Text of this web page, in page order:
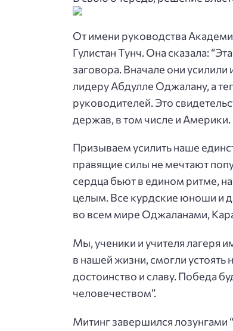
От имени руководства
Гулистан Тунч. Она сказала:
заговора. Вначале они
лидеру Абдулле Оджалану, а
руководителей. Это
держав, в том числе и Америки.
Призываем усилить наше
правящие силы не мечтают
сердца бьют в едином ритме,
целым. Все курдские юноши и
во всем мире Оджаланами,
Мы, ученики и учителя лагеря
в нашей жизни, смогли устоять
достоинство и славу. Победа
человечеством”.
Митинг завершился лозунгами